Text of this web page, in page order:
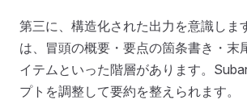
第三に、構造化された出力を意識しま
は、冒頭の概要・要点の箇条書き・末
イテムといった階層があります。
プトを調整して要約を整えられます。